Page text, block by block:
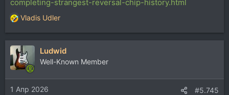
completing-strangest-reversal-chip-history.html
Р
е
а
ц
и
и
:
Vladis Udler
Ludwid
Well-Known Member
1 Апр 2026 #5.745